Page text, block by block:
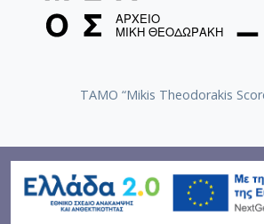
TAMO “Mikis Theodorakis